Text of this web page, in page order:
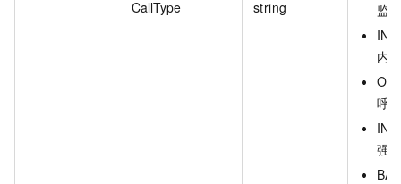
CallType string
监
内
呼
强